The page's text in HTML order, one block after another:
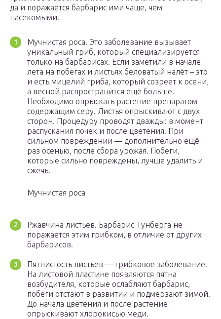
да и поражается барбарис ими чаще, чем
насекомыми.
Мучнистая роса. Это заболевание вызывает
уникальный гриб, который специализируется
только на барбарисах. Если заметили в начале
лета на побегах и листьях беловатый налёт – это
и есть мицелий гриба, который созреет к осени,
а весной распространится ещё больше.
Необходимо опрыскать растение препаратом
содержащим серу. Листья опрыскивают с двух
сторон. Процедуру проводят дважды: в момент
распускания почек и после цветения. При
сильном повреждении — дополнительно ещё
раз осенью, после сбора урожая. Побеги,
которые сильно повреждены, лучше удалить и
сжечь.
Мучнистая роса
Ржавчина листьев. Барбарис Тунберга не
поражается этим грибком, в отличие от других
барбарисов.
Пятнистость листьев — грибковое заболевание.
На листовой пластине появляются пятна
возбудителя, которые ослабляют барбарис,
побеги отстают в развитии и подмерзают зимой.
До начала цветения и после растение
опрыскивают хлорокисью меди.